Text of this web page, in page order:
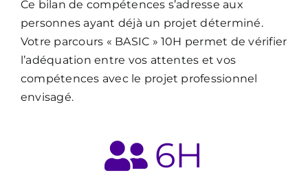
Ce bilan de compétences s’adresse aux
personnes ayant déjà un projet déterminé.
Votre parcours « BASIC » 10H permet de vérifier
l’adéquation entre vos attentes et vos
compétences avec le projet professionnel
envisagé.
6H